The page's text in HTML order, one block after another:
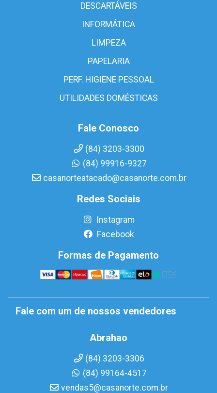
DESCARTÁVEIS
INFORMÁTICA
LIMPEZA
PAPELARIA
PERF. HIGIENE PESSOAL
UTILIDADES DOMÉSTICAS
Fale Conosco
(84) 3203-3300
(84) 99916-9327
casanorteatacado@casanorte.com.br
Redes Sociais
Instagram
Facebook
Formas de Pagamento
Fale com um de nossos vendedores
Abrahao
(84) 3203-3306
(84) 99164-4517
vendas5@casanorte.com.br